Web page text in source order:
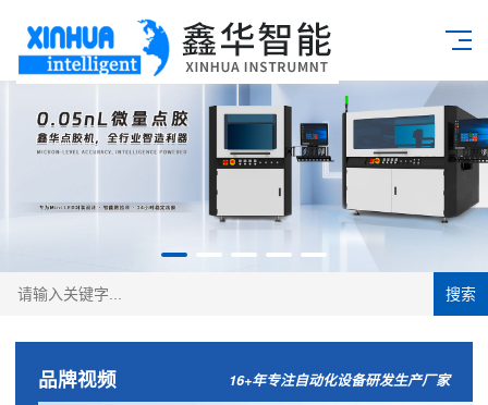
搜索
品牌视频 16+年专注自动化设备研发生产厂家